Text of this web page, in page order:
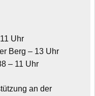
Uhr
Berg – 13 Uhr
– 11 Uhr
an der